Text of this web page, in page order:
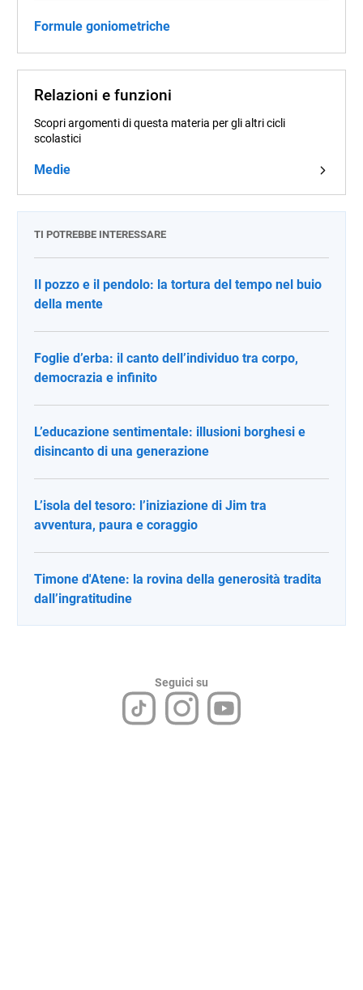
Formule goniometriche
Relazioni e funzioni
Scopri argomenti di questa materia per gli altri cicli
scolastici
Medie
TI POTREBBE INTERESSARE
Il pozzo e il pendolo: la tortura del tempo nel buio
della mente
Foglie d’erba: il canto dell’individuo tra corpo,
democrazia e infinito
L’educazione sentimentale: illusioni borghesi e
disincanto di una generazione
L’isola del tesoro: l’iniziazione di Jim tra
avventura, paura e coraggio
Timone d'Atene: la rovina della generosità tradita
dall’ingratitudine
Seguici su